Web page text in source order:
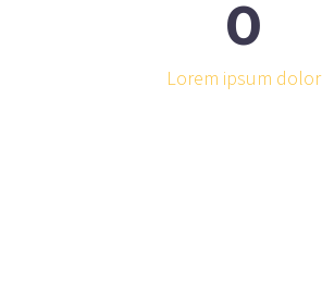
0
Lorem ipsum dolor